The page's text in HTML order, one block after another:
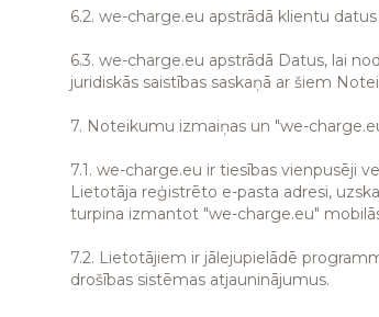
6.2. we-charge.eu apstrādā klientu
6.3. we-charge.eu apstrādā Datus, lai
juridiskās saistības saskaņā ar šiem
7. Noteikumu izmaiņas un "we-
7.1. we-charge.eu ir tiesības vienpusēji
Lietotāja reģistrēto e-pasta adresi,
turpina izmantot "we-charge.eu"
7.2. Lietotājiem ir jālejupielādē
drošības sistēmas atjauninājumus.